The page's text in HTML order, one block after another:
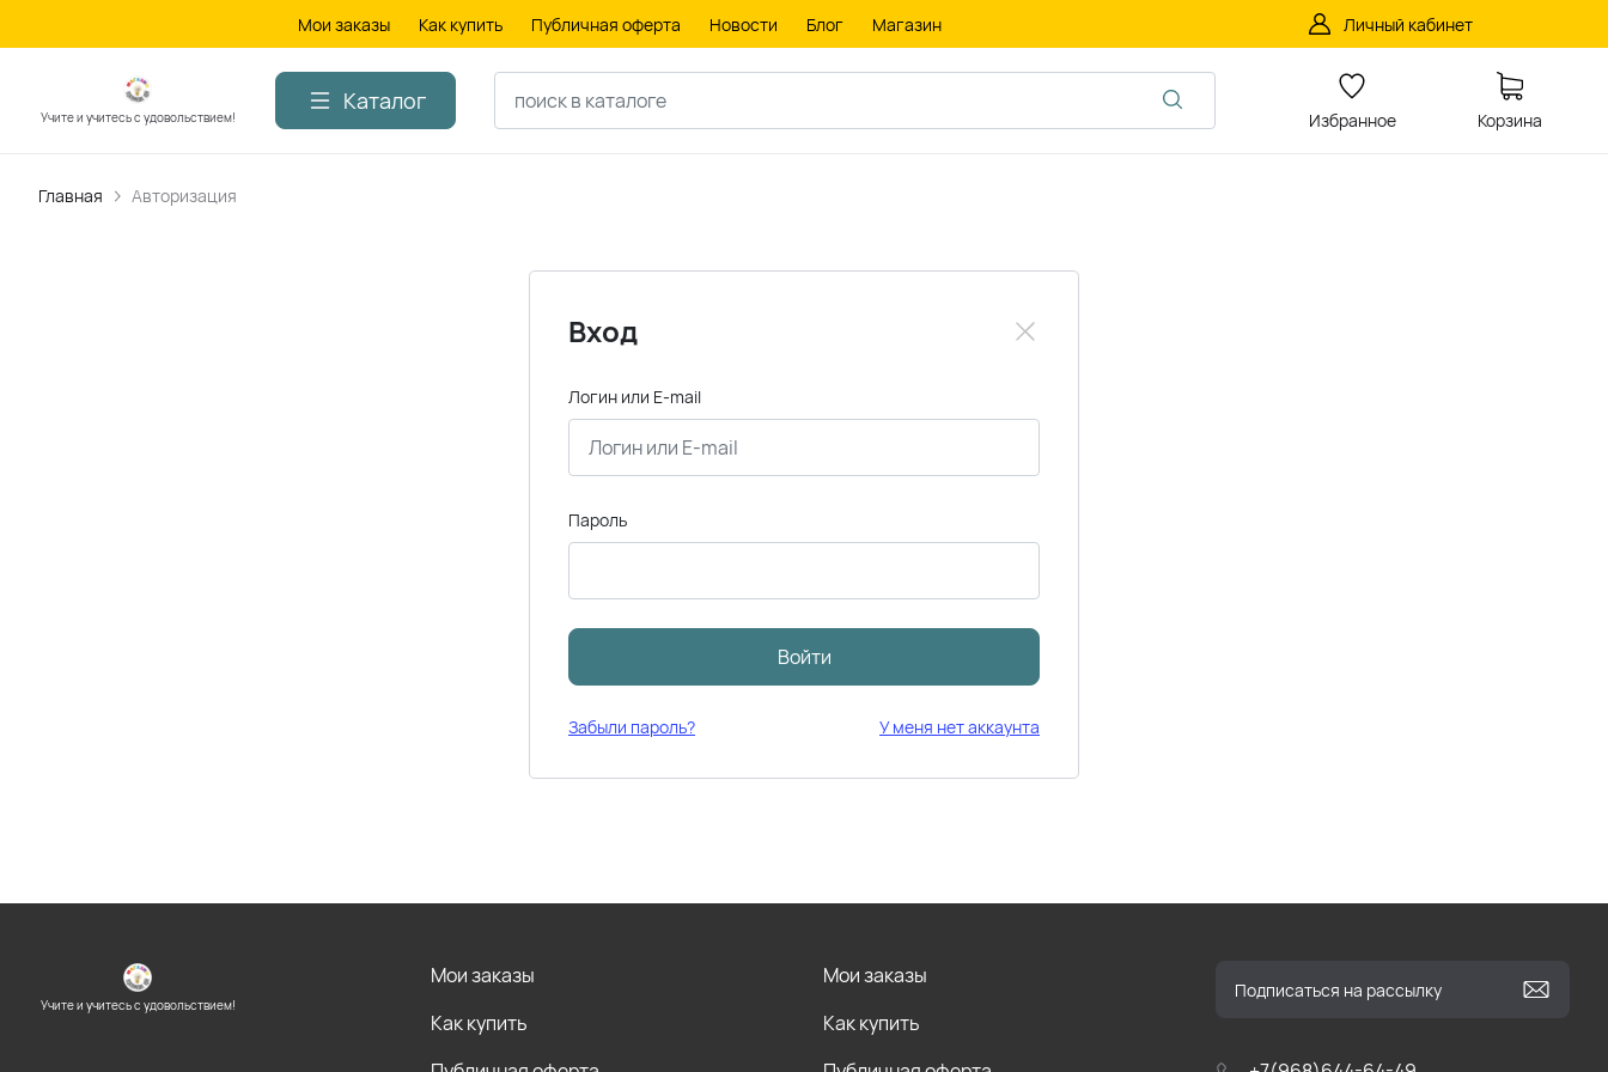
Мои заказы Как купить Публичная оферта Новости Блог Магазин Личный кабинет
Учите и учитесь с удовольствием!
Каталог
Избранное Корзина
Главная Авторизация
Вход
Логин или E-mail
Пароль
Войти
Забыли пароль? У меня нет аккаунта
Учите и учитесь с удовольствием!
Мои заказы
Как купить
Мои заказы
Как купить